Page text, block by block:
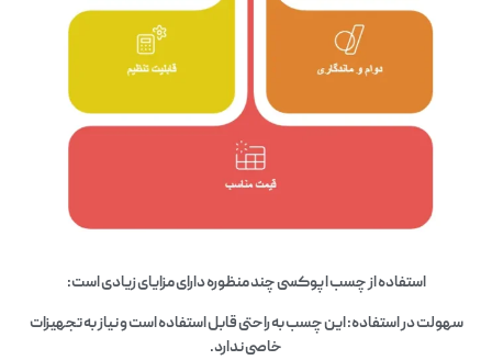
استفاده از چسب اپوکسی چند منظوره دارای مزایای زیادی است:
سهولت در استفاده: این چسب به راحتی قابل استفاده است و نیاز به تجهیزات
خاصی ندارد.